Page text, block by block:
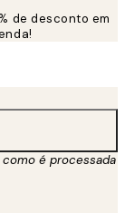
de desconto em
como é processada